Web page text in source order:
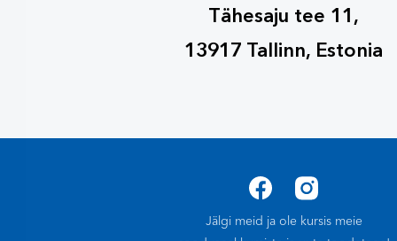
Tähesaju tee 11,
13917 Tallinn, Estonia
Jälgi meid ja ole kursis meie